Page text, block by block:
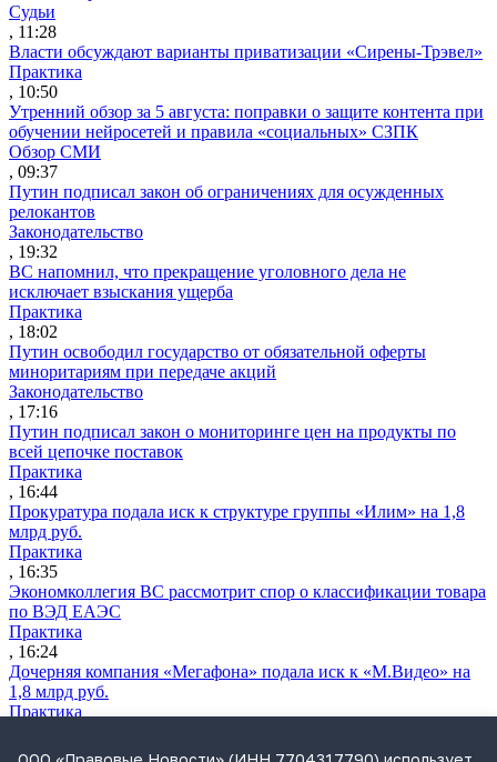
Судьи
, 11:28
Власти обсуждают варианты приватизации «Сирены-Трэвел»
Практика
, 10:50
Утренний обзор за 5 августа: поправки о защите контента при
обучении нейросетей и правила «социальных» СЗПК
Обзор СМИ
, 09:37
Путин подписал закон об ограничениях для осужденных
релокантов
Законодательство
, 19:32
ВС напомнил, что прекращение уголовного дела не
исключает взыскания ущерба
Практика
, 18:02
Путин освободил государство от обязательной оферты
миноритариям при передаче акций
Законодательство
, 17:16
Путин подписал закон о мониторинге цен на продукты по
всей цепочке поставок
Практика
, 16:44
Прокуратура подала иск к структуре группы «Илим» на 1,8
млрд руб.
Практика
, 16:35
Экономколлегия ВС рассмотрит спор о классификации товара
по ВЭД ЕАЭС
Практика
, 16:24
Дочерняя компания «Мегафона» подала иск к «М.Видео» на
1,8 млрд руб.
Практика
СИП проверит отмену патента на систему управления